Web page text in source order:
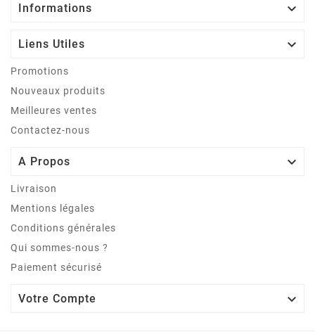
Informations 
Liens Utiles 
Promotions
Nouveaux produits
Meilleures ventes
Contactez-nous
A Propos 
Livraison
Mentions légales
Conditions générales
Qui sommes-nous ?
Paiement sécurisé
Votre Compte 